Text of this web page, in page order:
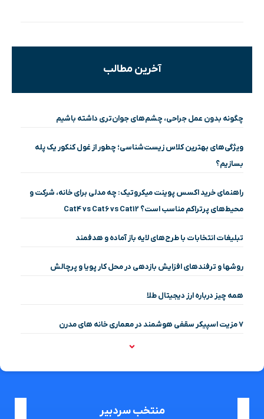
آخرین مطالب
چگونه بدون عمل جراحی، چشم‌های جوان‌تری داشته باشیم
ویژگی‌های بهترین کلاس زیست‌شناسی؛ چطور از غول کنکور یک پله
بسازیم؟
راهنمای خرید اکسس پوینت میکروتیک: چه مدلی برای خانه، شرکت و
محیط‌های پرتراکم مناسب است؟ Cat4 vs Cat6 vs Cat12
تبلیغات انتخابات با طرح‌های لایه باز آماده و هدفمند
روشها و ترفندهای افزایش بازدهی در محل کار پویا و پرچالش
همه چیز درباره ارز دیجیتال طلا
۷ مزیت اسپیکر سقفی هوشمند در معماری خانه‌ های مدرن
منتخب سردبیر